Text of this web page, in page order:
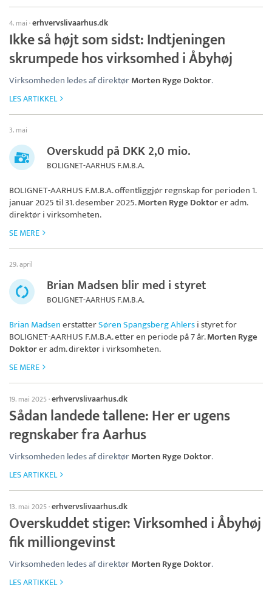
4. mai ·erhvervslivaarhus.dk
Ikke så højt som sidst: Indtjeningen
skrumpede hos virksomhed i Åbyhøj
Virksomheden ledes af direktørMorten Ryge Doktor.
LES ARTIKKEL
3. mai
Overskudd på DKK 2,0 mio.
BOLIGNET-AARHUS F.M.B.A.
BOLIGNET-AARHUS F.M.B.A.offentliggjør regnskap for perioden 1.
januar 2025 til 31. desember 2025.Morten Ryge Doktorer adm.
direktør i virksomheten.
SE MERE
29. april
Brian Madsen blir med i styret
BOLIGNET-AARHUS F.M.B.A.
Brian MadsenerstatterSøren Spangsberg Ahlersi styret for
BOLIGNET-AARHUS F.M.B.A.etter en periode på 7 år.Morten Ryge
Doktorer adm. direktør i virksomheten.
SE MERE
19. mai 2025·erhvervslivaarhus.dk
Sådan landede tallene: Her er ugens
regnskaber fra Aarhus
Virksomheden ledes af direktørMorten Ryge Doktor.
LES ARTIKKEL
13. mai 2025·erhvervslivaarhus.dk
Overskuddet stiger: Virksomhed i Åbyhøj
fik milliongevinst
Virksomheden ledes af direktørMorten Ryge Doktor.
LES ARTIKKEL